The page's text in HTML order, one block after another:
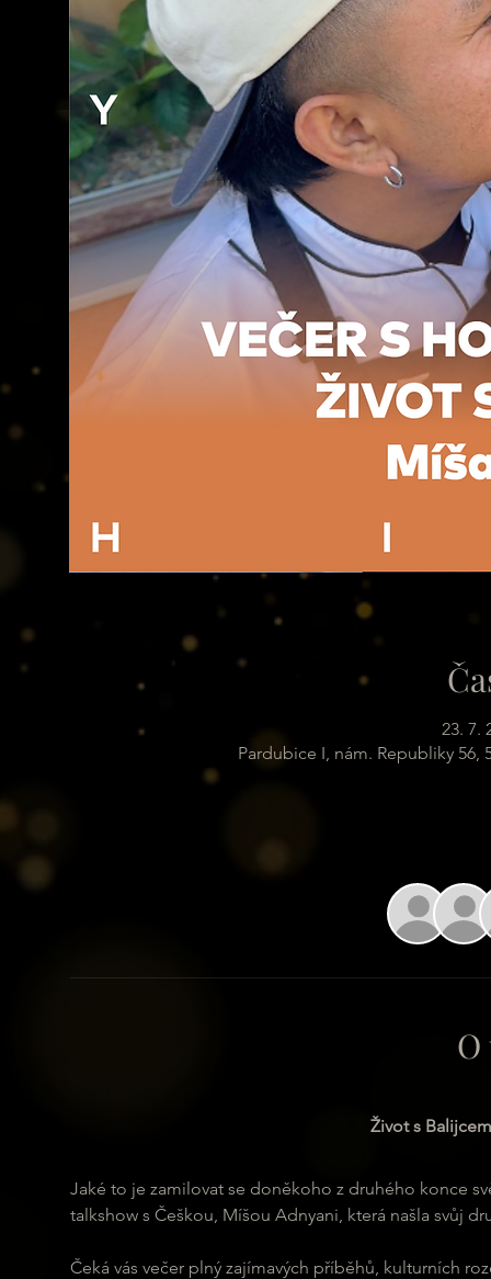
23. 7.
Pardubice I, nám. Republiky 56,
Život s
Jaké to je zamilovat se doněkoho z druhého konce
talkshow s Češkou, Míšou Adnyani, která našla svůj
Čeká vás večer plný zajímavých příběhů, kulturních